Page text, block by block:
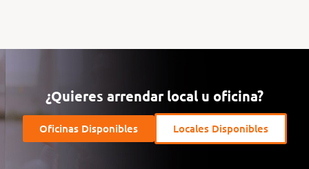
¿Quieres arrendar local u oficina?
Oficinas Disponibles Locales Disponibles